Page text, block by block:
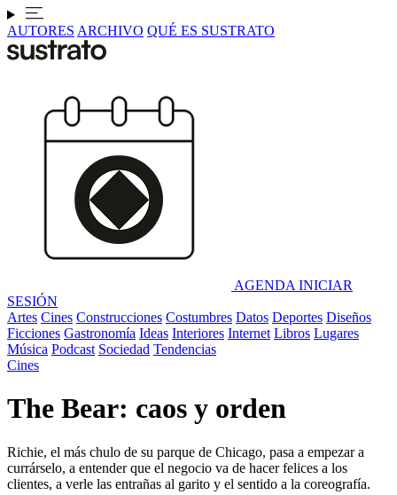
AUTORES ARCHIVO QUÉ ES SUSTRATO
AGENDA INICIAR
SESIÓN
Artes Cines Construcciones Costumbres Datos Deportes Diseños
Ficciones Gastronomía Ideas Interiores Internet Libros Lugares
Música Podcast Sociedad Tendencias
Cines
The Bear: caos y orden
Richie, el más chulo de su parque de Chicago, pasa a empezar a
currárselo, a entender que el negocio va de hacer felices a los
clientes, a verle las entrañas al garito y el sentido a la coreografía.